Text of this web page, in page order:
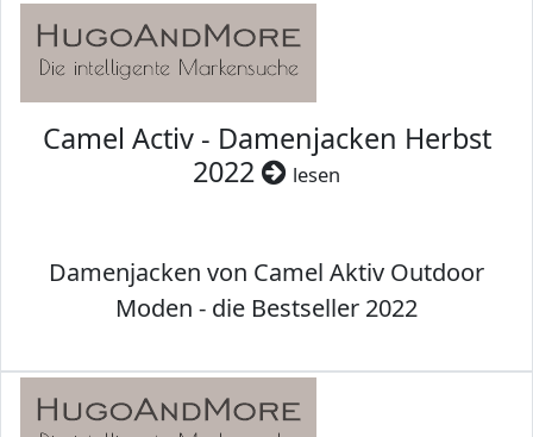
Camel Activ - Damenjacken Herbst
2022
lesen
Damenjacken von Camel Aktiv Outdoor
Moden - die Bestseller 2022